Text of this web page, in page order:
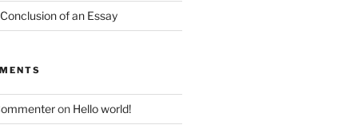
of an Essay
on Hello world!